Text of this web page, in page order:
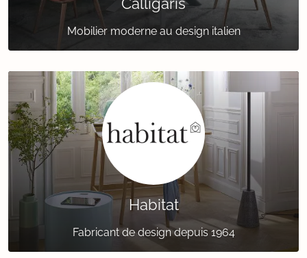
Mobilier moderne au design italien
Habitat
Fabricant de design depuis 1964